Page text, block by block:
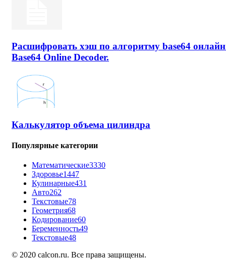
Расшифровать хэш по алгоритму base64
Base64 Online Decoder.
Калькулятор объема цилиндра
Популярные категории
Математические3330
Здоровье1447
Кулинарные431
Авто262
Текстовые78
Геометрия68
Кодирование60
Беременность49
Текстовые48
© 2020 calcon.ru. Все права защищены.